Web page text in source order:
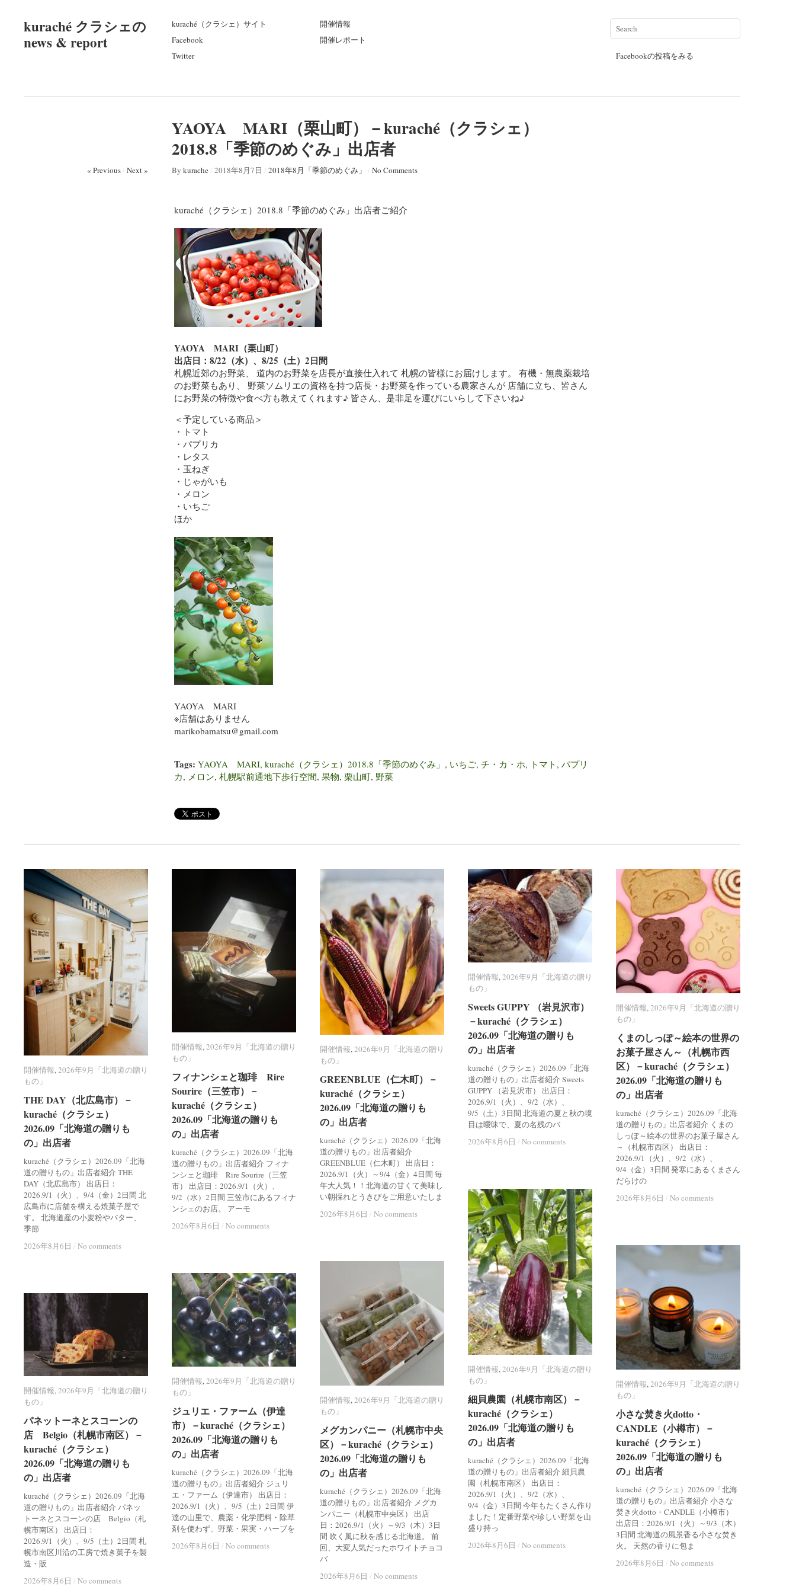
kuraché クラシェの
news & report
kuraché（クラシェ）サイト
Facebook
Twitter
開催情報
開催レポート
Facebookの投稿をみる
YAOYA MARI（栗山町）－kuraché（クラシェ）
2018.8「季節のめぐみ」出店者
« Previous/ Next » By kurache/ 2018年8月7日 / 2018年8月「季節のめぐみ」 / No Comments
kuraché（クラシェ）2018.8「季節のめぐみ」出店者ご紹介
YAOYA MARI（栗山町）
出店日：8/22（水）、8/25（土）2日間
札幌近郊のお野菜、 道内のお野菜を店長が直接仕入れて 札幌の皆様にお届けします。 有機・無農薬栽培
のお野菜もあり、 野菜ソムリエの資格を持つ店長・お野菜を作っている農家さんが 店舗に立ち、皆さん
にお野菜の特徴や食べ方も教えてくれます♪ 皆さん、是非足を運びにいらして下さいね♪
＜予定している商品＞
・トマト
・パプリカ
・レタス
・玉ねぎ
・じゃがいも
・メロン
・いちご
ほか
YAOYA MARI
※店舗はありません
marikobamatsu@gmail.com
Tags: YAOYA MARI, kuraché（クラシェ）2018.8「季節のめぐみ」 , いちご, チ・カ・ホ, トマト , パプリ
カ, メロン, 札幌駅前通地下歩行空間, 果物, 栗山町, 野菜
開催情報,2026年9月「北海道の贈り
もの」
THE DAY（北広島市）－
kuraché（クラシェ）
2026.09「北海道の贈りも
の」出店者
kuraché（クラシェ）2026.09「北海
道の贈りもの」出店者紹介 THE
DAY（北広島市） 出店日：
2026.9/1（火）、9/4（金）2日間 北
広島市に店舗を構える焼菓子屋で
す。 北海道産の小麦粉やバター、
季節
2026年8月6日 / No comments
開催情報 2026年9月「北海道の贈り
もの」
THE DAY（北広島市）－
kuraché（クラシェ）
2026.09「北海道の贈りも
の」出店者
2026年8月6日 / No comments
開催情報,2026年9月「北海道の贈り
もの」
フィナンシェと珈琲 Rire
Sourire（三笠市）－
kuraché（クラシェ）
2026.09「北海道の贈りも
の」出店者
kuraché（クラシェ）2026.09「北海
道の贈りもの」出店者紹介 フィナ
ンシェと珈琲 Rire Sourire（三笠
市） 出店日：2026.9/1（火）、
9/2（水）2日間 三笠市にあるフィナ
ンシェのお店。 アーモ
2026年8月6日 / No comments
開催情報 2026年9月「北海道の贈り
もの」
フィナンシェと珈琲 Rire
Sourire（三笠市）－
kuraché（クラシェ）
2026.09「北海道の贈りも
の」出店者
2026年8月6日 / No comments
開催情報,2026年9月「北海道の贈り
もの」
GREENBLUE（仁木町）－
kuraché（クラシェ）
2026.09「北海道の贈りも
の」出店者
kuraché（クラシェ）2026.09「北海
道の贈りもの」出店者紹介
GREENBLUE（仁木町） 出店日：
2026.9/1（火）～9/4（金）4日間 毎
年大人気！！北海道の甘くて美味し
い朝採れとうきびをご用意いたしま
2026年8月6日 / No comments
開催情報 2026年9月「北海道の贈り
もの」
GREENBLUE（仁木町）－
kuraché（クラシェ）
2026.09「北海道の贈りも
の」出店者
2026年8月6日 / No comments
開催情報,2026年9月「北海道の贈り
もの」
Sweets GUPPY （岩見沢市）
－kuraché（クラシェ）
2026.09「北海道の贈りも
の」出店者
kuraché（クラシェ）2026.09「北海
道の贈りもの」出店者紹介 Sweets
GUPPY （岩見沢市） 出店日：
2026.9/1（火）、9/2（水）、
9/5（土）3日間 北海道の夏と秋の境
目は曖昧で、夏の名残のバ
2026年8月6日 / No comments
開催情報 2026年9月「北海道の贈り
もの」
Sweets GUPPY （岩見沢市）
－kuraché（クラシェ）
2026.09「北海道の贈りも
の」出店者
2026年8月6日 / No comments
開催情報,2026年9月「北海道の贈り
もの」
くまのしっぽ～絵本の世界の
お菓子屋さん～（札幌市西
区）－kuraché（クラシェ）
2026.09「北海道の贈りも
の」出店者
kuraché（クラシェ）2026.09「北海
道の贈りもの」出店者紹介 くまの
しっぽ～絵本の世界のお菓子屋さん
～（札幌市西区） 出店日：
2026.9/1（火）、9/2（水）、
9/4（金）3日間 発寒にあるくまさん
だらけの
2026年8月6日 / No comments
開催情報 2026年9月「北海道の贈り
もの」
くまのしっぽ～絵本の世界の
お菓子屋さん～（札幌市西
区）－kuraché（クラシェ）
2026.09「北海道の贈りも
の」出店者
2026年8月6日 / No comments
開催情報,2026年9月「北海道の贈り
もの」
細貝農園（札幌市南区）－
kuraché（クラシェ）
2026.09「北海道の贈りも
の」出店者
kuraché（クラシェ）2026.09「北海
道の贈りもの」出店者紹介 細貝農
園（札幌市南区） 出店日：
2026.9/1（火）、9/2（水）、
9/4（金）3日間 今年もたくさん作り
ました！定番野菜や珍しい野菜を山
盛り持っ
2026年8月6日 / No comments
開催情報 2026年9月「北海道の贈り
もの」
細貝農園（札幌市南区）－
kuraché（クラシェ）
2026.09「北海道の贈りも
の」出店者
2026年8月6日 / No comments
開催情報,2026年9月「北海道の贈り
もの」
小さな焚き火dotto・
CANDLE（小樽市）－
kuraché（クラシェ）
2026.09「北海道の贈りも
の」出店者
kuraché（クラシェ）2026.09「北海
道の贈りもの」出店者紹介 小さな
焚き火dotto・CANDLE（小樽市）
出店日：2026.9/1（火）～9/3（木）
3日間 北海道の風景香る小さな焚き
火。 天然の香りに包ま
2026年8月6日 / No comments
開催情報 2026年9月「北海道の贈り
もの」
小さな焚き火dotto・
CANDLE（小樽市）－
kuraché（クラシェ）
2026.09「北海道の贈りも
の」出店者
2026年8月6日 / No comments
開催情報,2026年9月「北海道の贈り
もの」
メグカンパニー（札幌市中央
区）－kuraché（クラシェ）
2026.09「北海道の贈りも
の」出店者
kuraché（クラシェ）2026.09「北海
道の贈りもの」出店者紹介 メグカ
ンパニー（札幌市中央区） 出店
日：2026.9/1（火）～9/3（木）3日
間 吹く風に秋を感じる北海道。 前
回、大変人気だったホワイトチョコ
バ
2026年8月6日 / No comments
開催情報 2026年9月「北海道の贈り
もの」
メグカンパニー（札幌市中央
区）－kuraché（クラシェ）
2026.09「北海道の贈りも
の」出店者
2026年8月6日 / No comments
開催情報,2026年9月「北海道の贈り
もの」
ジュリエ・ファーム（伊達
市）－kuraché（クラシェ）
2026.09「北海道の贈りも
の」出店者
kuraché（クラシェ）2026.09「北海
道の贈りもの」出店者紹介 ジュリ
エ・ファーム（伊達市） 出店日：
2026.9/1（火）、9/5（土）2日間 伊
達の山里で、農薬・化学肥料・除草
剤を使わず、野菜・果実・ハーブを
2026年8月6日 / No comments
開催情報 2026年9月「北海道の贈り
もの」
ジュリエ・ファーム（伊達
市）－kuraché（クラシェ）
2026.09「北海道の贈りも
の」出店者
2026年8月6日 / No comments
開催情報,2026年9月「北海道の贈り
もの」
パネットーネとスコーンの
店 Belgio（札幌市南区）－
kuraché（クラシェ）
2026.09「北海道の贈りも
の」出店者
kuraché（クラシェ）2026.09「北海
道の贈りもの」出店者紹介 パネッ
トーネとスコーンの店 Belgio（札
幌市南区） 出店日：
2026.9/1（火）、9/5（土）2日間 札
幌市南区川沿の工房で焼き菓子を製
造・販
2026年8月6日 / No comments
開催情報 2026年9月「北海道の贈り
もの」
パネットーネとスコーンの
店 Belgio（札幌市南区）－
kuraché（クラシェ）
2026.09「北海道の贈りも
の」出店者
2026年8月6日 / No comments